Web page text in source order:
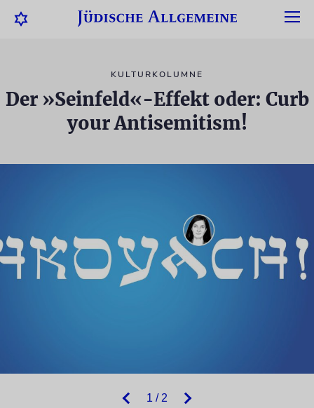
KULTURKOLUMNE
Der »Seinfeld«-Effekt oder: Curb
your Antisemitism!
1 / 2